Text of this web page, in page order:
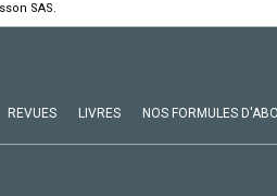
SAS.
REVUES LIVRES NOS FORMULES